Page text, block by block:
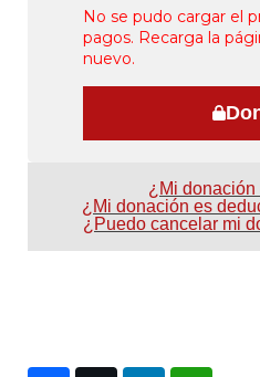
No se pudo cargar el
pagos. Recarga la
nuevo.
¿Mi donación
¿Mi donación es
¿Puedo cancelar mi